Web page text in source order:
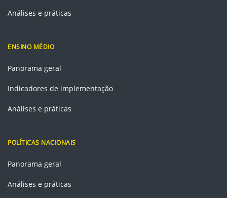
Análises e práticas
ENSINO MÉDIO
Panorama geral
Indicadores de implementação
Análises e práticas
POLÍTICAS NACIONAIS
Panorama geral
Análises e práticas